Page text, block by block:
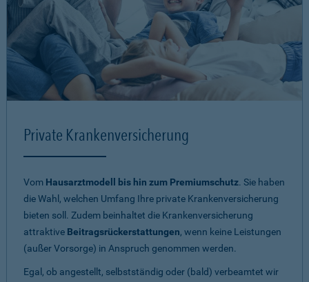
Private Krankenversicherung
Vom Hausarztmodell bis hin zum Premiumschutz. Sie haben
die Wahl, welchen Umfang Ihre private Krankenversicherung
bieten soll. Zudem beinhaltet die Krankenversicherung
attraktive Beitragsrückerstattungen, wenn keine Leistungen
(außer Vorsorge) in Anspruch genommen werden.
Egal, ob angestellt, selbstständig oder (bald) verbeamtet wir